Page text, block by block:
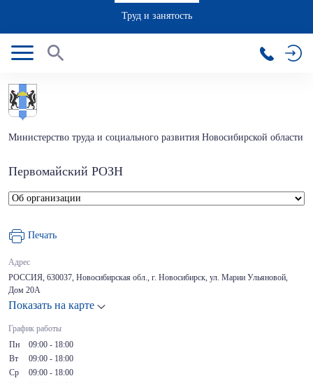
Труд и занятость
Министерство труда и социального развития Новосибирской области
Первомайский РОЗН
Печать
Адрес
РОССИЯ, 630037, Новосибирская обл., г. Новосибирск, ул. Марии Ульяновой,
Дом 20А
Показать на карте
График работы
Пн
09:00 - 18:00
Вт
09:00 - 18:00
Ср
09:00 - 18:00